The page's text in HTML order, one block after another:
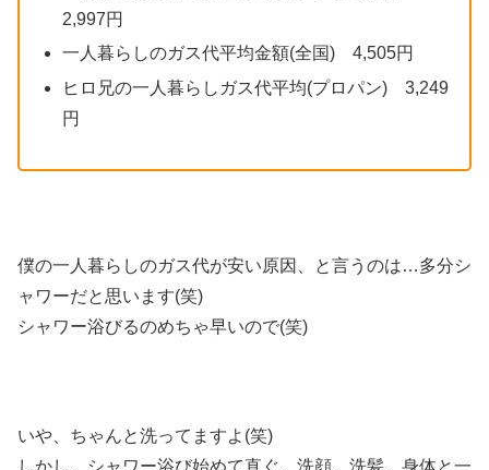
2,997円
一人暮らしのガス代平均金額(全国) 4,505円
ヒロ兄の一人暮らしガス代平均(プロパン) 3,249
円
僕の一人暮らしのガス代が安い原因、と言うのは…多分シ
ャワーだと思います(笑)
シャワー浴びるのめちゃ早いので(笑)
いや、ちゃんと洗ってますよ(笑)